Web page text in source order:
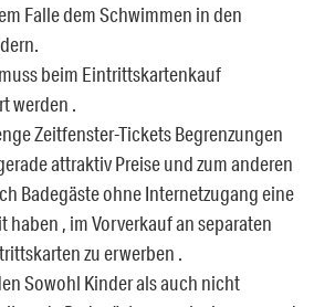
Falle dem Schwimmen in den
beim Eintrittskartenkauf
werden .
Zeitfenster-Tickets Begrenzungen
attraktiv Preise und zum anderen
Badegäste ohne Internetzugang eine
haben , im Vorverkauf an separaten
zu erwerben .
Sowohl Kinder als auch nicht